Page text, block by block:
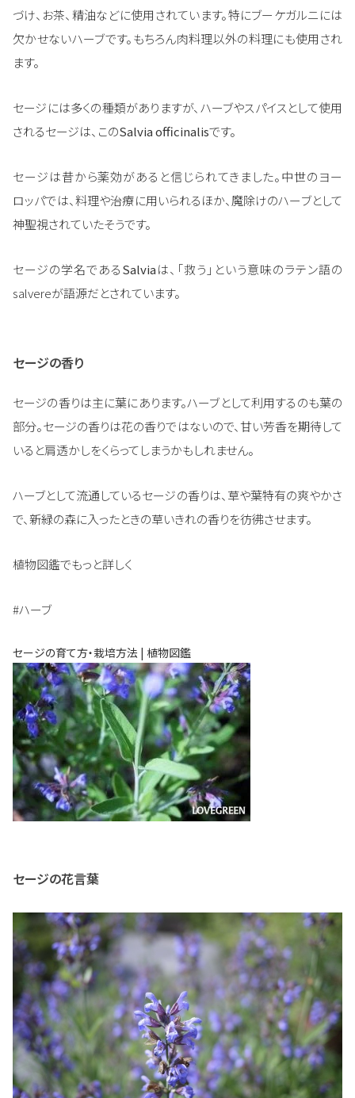
づけ、お茶、精油などに使用されています。特にブーケガルニには
欠かせないハーブです。もちろん肉料理以外の料理にも使用され
ます。
セージには多くの種類がありますが、ハーブやスパイスとして使用
されるセージは、このSalvia officinalisです。
セージは昔から薬効があると信じられてきました。中世のヨー
ロッパでは、料理や治療に用いられるほか、魔除けのハーブとして
神聖視されていたそうです。
セージの学名であるSalviaは、「救う」という意味のラテン語の
salvereが語源だとされています。
セージの香り
セージの香りは主に葉にあります。ハーブとして利用するのも葉の
部分。セージの香りは花の香りではないので、甘い芳香を期待して
いると肩透かしをくらってしまうかもしれません。
ハーブとして流通しているセージの香りは、草や葉特有の爽やかさ
で、新緑の森に入ったときの草いきれの香りを彷彿させます。
植物図鑑でもっと詳しく
#ハーブ
セージの育て方・栽培方法 | 植物図鑑
セージの花言葉